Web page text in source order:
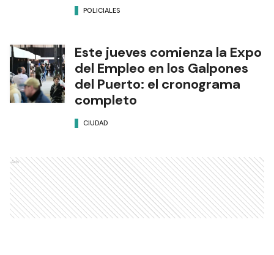
POLICIALES
Este jueves comienza la Expo
del Empleo en los Galpones
del Puerto: el cronograma
completo
CIUDAD
Ads